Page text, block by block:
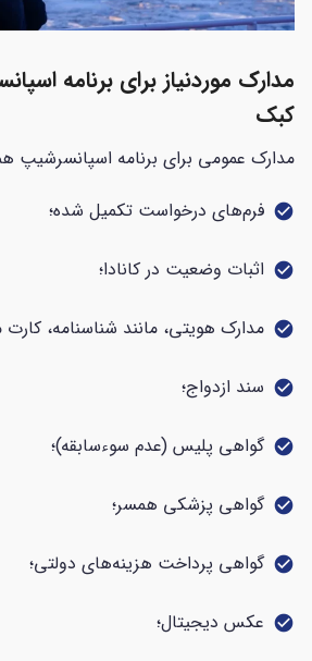
مدارک موردنیاز برای برنامه
کبک
مدارک عمومی برای برنامه اسپانسرشیپ
check_circle فرم‌های درخواست تکمیل شده؛
check_circle اثبات وضعیت در کانادا؛
check_circle مدارک هویتی، مانند شناسنامه،
check_circle سند ازدواج؛
check_circle گواهی پلیس (عدم سوءسابقه)؛
check_circle گواهی پزشکی همسر؛
check_circle گواهی پرداخت هزینه‌های دولتی؛
check_circle عکس دیجیتال؛